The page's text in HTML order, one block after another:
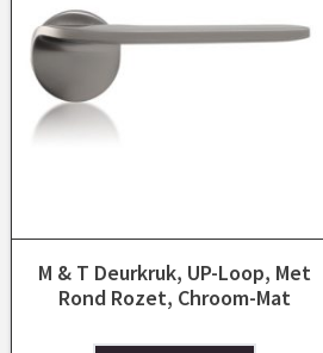
M & T Deurkruk, UP-Loop, Met
Rond Rozet, Chroom-Mat